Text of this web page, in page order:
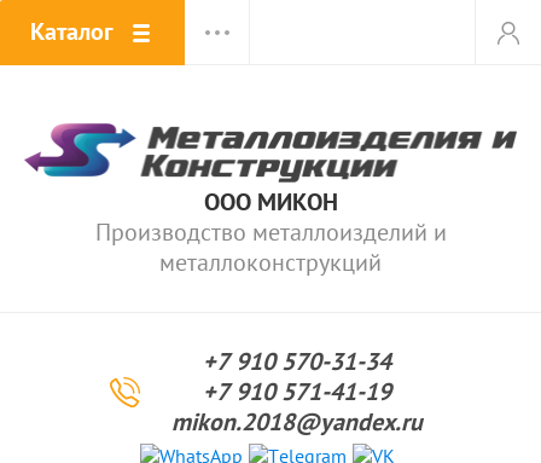
Каталог
ООО МИКОН
Производство металлоизделий и
металлоконструкций
+7 910 570-31-34
+7 910 571-41-19
mikon.2018@yandex.ru